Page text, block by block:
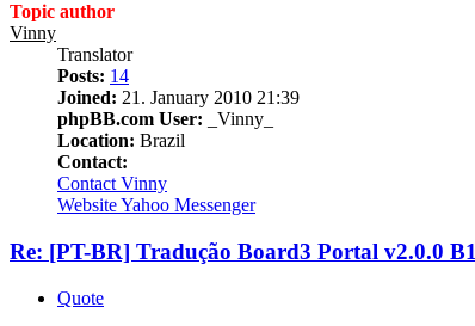
Topic author
Vinny
Translator
Posts: 14
Joined: 21. January 2010 21:39
phpBB.com User: _Vinny_
Location: Brazil
Contact:
Contact Vinny
WebsiteYahoo Messenger
Re: [PT-BR] Tradução Board3 Portal v2.0.0 B1
Quote